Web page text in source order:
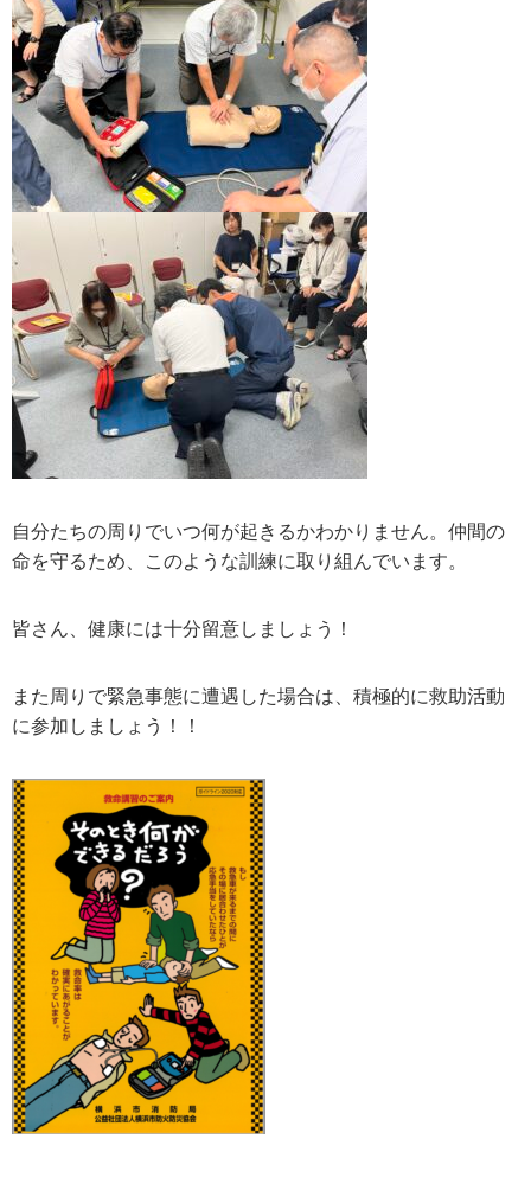
自分たちの周りでいつ何が起きるかわかりません。仲間の
命を守るため、このような訓練に取り組んでいます。
皆さん、健康には十分留意しましょう！
また周りで緊急事態に遭遇した場合は、積極的に救助活動
に参加しましょう！！